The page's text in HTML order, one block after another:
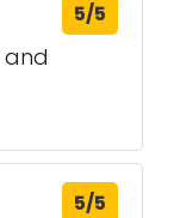
5/5
and
5/5